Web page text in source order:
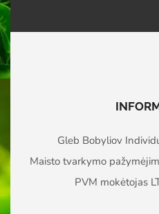
Gleb Bobyliov
Maisto tvarkymo
PVM mokėtojas